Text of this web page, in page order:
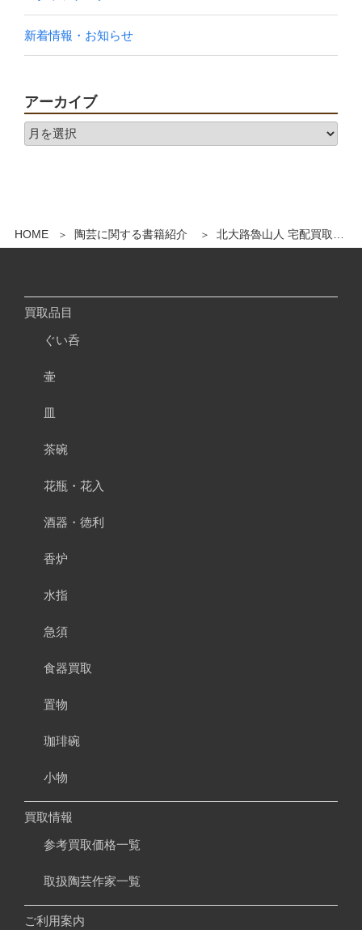
HOME 陶芸に関する書籍紹介 北大路魯山人 宅配買取させていただきました。
新着情報・お知らせ
アーカイブ
買取品目
ぐい呑
壷
皿
茶碗
花瓶・花入
酒器・徳利
香炉
水指
急須
食器買取
置物
珈琲碗
小物
買取情報
参考買取価格一覧
取扱陶芸作家一覧
ご利用案内